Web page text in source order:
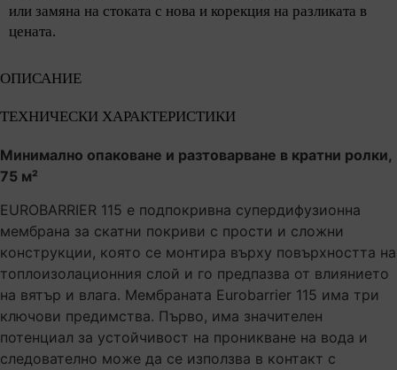
или замяна на стоката с нова и корекция на разликата в
цената.
ОПИСАНИЕ
ТЕХНИЧЕСКИ ХАРАКТЕРИСТИКИ
Минимално опаковане и разтоварване в кратни ролки,
75 м²
EUROBARRIER 115 е подпокривна супердифузионна
мембрана за скатни покриви с прости и сложни
конструкции, която се монтира върху повърхността на
топлоизолационния слой и го предпазва от влиянието
на вятър и влага. Мембраната Eurobarrier 115 има три
ключови предимства. Първо, има значителен
потенциал за устойчивост на проникване на вода и
следователно може да се използва в контакт с